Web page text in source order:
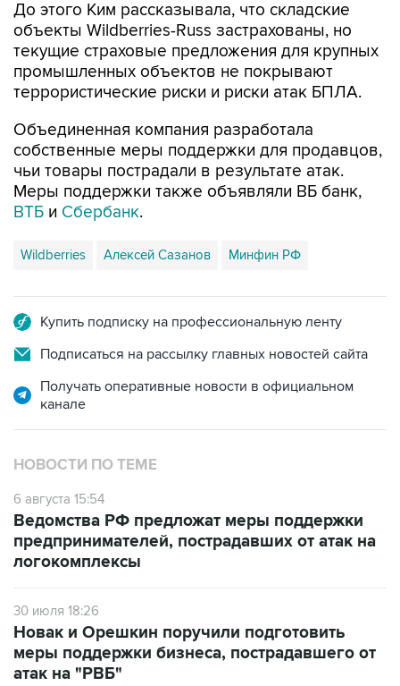
До этого Ким рассказывала, что складские
объекты Wildberries-Russ застрахованы, но
текущие страховые предложения для крупных
промышленных объектов не покрывают
террористические риски и риски атак БПЛА.
Объединенная компания разработала
собственные меры поддержки для продавцов,
чьи товары пострадали в результате атак.
Меры поддержки также объявляли ВБ банк,
ВТБ и Сбербанк.
Wildberries Алексей Сазанов Минфин РФ
Купить подписку на профессиональную ленту
Подписаться на рассылку главных новостей сайта
Получать оперативные новости в официальном
канале
НОВОСТИ ПО ТЕМЕ
6 августа 15:54
Ведомства РФ предложат меры поддержки
предпринимателей, пострадавших от атак на
логокомплексы
30 июля 18:26
Новак и Орешкин поручили подготовить
меры поддержки бизнеса, пострадавшего от
атак на "РВБ"